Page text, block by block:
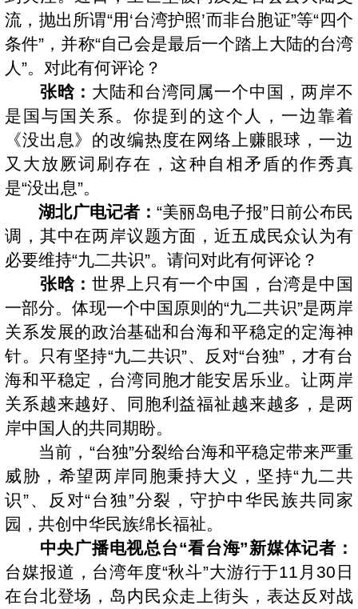
流，抛出所谓“用‘台湾护照’而非台胞证”等“四个
条件”，并称“自己会是最后一个踏上大陆的台湾
人”。对此有何评论？
张晗： 大陆和台湾同属一个中国，两岸不
是国与国关系。你提到的这个人，一边靠着
《没出息》的改编热度在网络上赚眼球，一边
又大放厥词刷存在，这种自相矛盾的作秀真
是“没出息”。
湖北广电记者： “美丽岛电子报”日前公布民
调，其中在两岸议题方面，近五成民众认为有
必要维持“九二共识”。请问对此有何评论？
张晗：世界上只有一个中国，台湾是中国
一部分。体现一个中国原则的“九二共识”是两岸
关系发展的政治基础和台海和平稳定的定海神
针。只有坚持“九二共识”、反对“台独”，才有台
海和平稳定，台湾同胞才能安居乐业。让两岸
关系越来越好、同胞利益福祉越来越多，是两
岸中国人的共同期盼。
当前，“台独”分裂给台海和平稳定带来严重
威胁，希望两岸同胞秉持大义，坚持“九二共
识”、反对“台独”分裂，守护中华民族共同家
园，共创中华民族绵长福祉。
中央广播电视总台“看台海”新媒体记者：
台媒报道，台湾年度“秋斗”大游行于11月30日
在台北登场，岛内民众走上街头，表达反对战